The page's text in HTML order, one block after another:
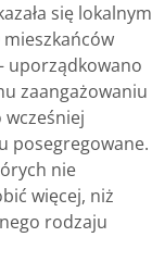
się lokalnym
mieszkańców
uporządkowano
zaangażowaniu
wcześniej
posegregowane.
nie
więcej, niż
rodzaju